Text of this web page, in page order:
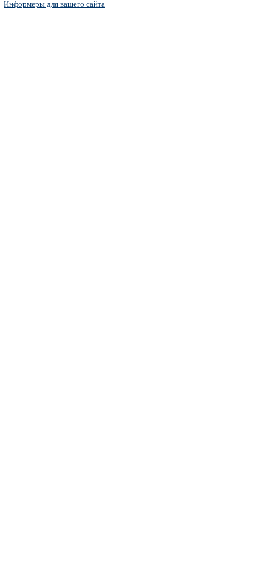
Информеры для вашего сайта